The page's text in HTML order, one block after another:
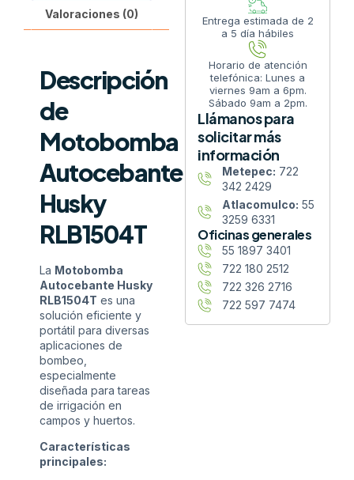
Valoraciones (0)
Descripción
de
Motobomba
Autocebante
Husky
RLB1504T
La Motobomba
Autocebante Husky
RLB1504T es una
solución eficiente y
portátil para diversas
aplicaciones de
bombeo,
especialmente
diseñada para tareas
de irrigación en
campos y huertos.
Características
principales:
Entrega estimada de 2
a 5 día hábiles
Horario de atención
telefónica: Lunes a
viernes 9am a 6pm.
Sábado 9am a 2pm.
Llámanos para
solicitar más
información
Metepec: 722
342 2429
Atlacomulco: 55
3259 6331
Oficinas generales
55 1897 3401
722 180 2512
722 326 2716
722 597 7474